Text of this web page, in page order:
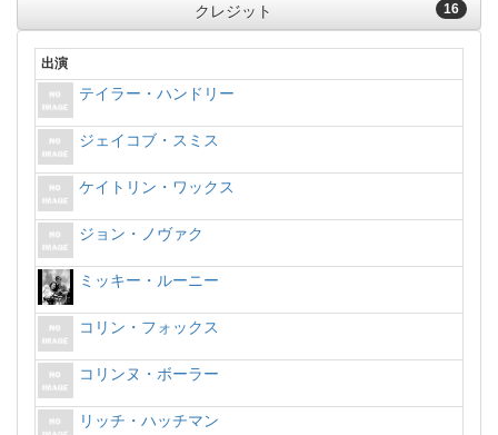
16
クレジット
出演
テイラー・ハンドリー
ジェイコブ・スミス
ケイトリン・ワックス
ジョン・ノヴァク
ミッキー・ルーニー
コリン・フォックス
コリンヌ・ボーラー
リッチ・ハッチマン